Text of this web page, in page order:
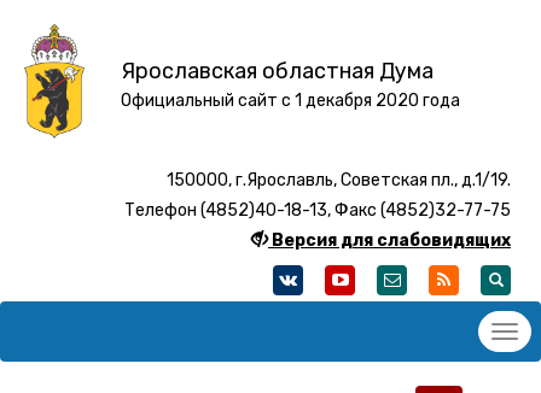
Ярославская областная Дума
Официальный сайт с 1 декабря 2020 года
150000, г.Ярославль, Советская пл., д.1/19.
Телефон (4852)40-18-13, Факс (4852)32-77-75
Версия для слабовидящих